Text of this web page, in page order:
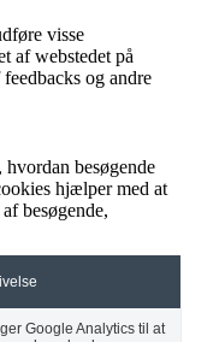
visse
af webstedet på
og andre
besøgende
hjælper med at
besøgende,
Google Analytics til at